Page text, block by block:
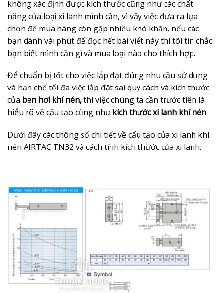
không xác định được kích thước cũng như các chất
năng của loại xi lanh mình cần, vì vậy việc đưa ra lựa
chọn để mua hàng còn gặp nhiều khó khăn, nếu các
bạn dành vài phút để đọc hết bài viết này thì tôi tin chắc
bạn biết mình cần gì và mua loại nào cho thích hợp.
Để chuẩn bị tốt cho việc lắp đặt đúng nhu cầu sử dụng
và hạn chế tối đa việc lắp đặt sai quy cách và kích thước
của ben hơi khí nén,thì việc chúng ta cần trước tiên là
hiểu rõ về cấu tạo cũng như kích thước xi lanh khí nén.
Dưới đây các thông số chi tiết về cấu tạo của xi lanh khí
nén AIRTAC TN32 và cách tính kích thước của xi lanh.